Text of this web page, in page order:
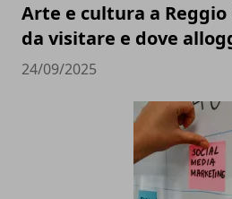
Arte e cultura a
da visitare e dove
24/09/2025